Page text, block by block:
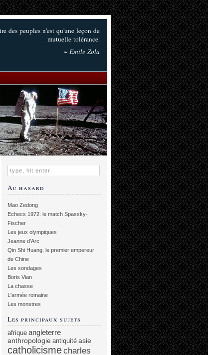
des peuples n'est qu'une leçon de
mutuelle tolérance.
~ Emile Zola
Au hasard
Mao Zedong
Echecs 1972: le match Spassky-
Fischer
Les jeux olympiques
Jeanne d'Arc
Qin Shi Huang, le premier empereur
de Chine
Les sondages
Boris Vian
La chasse
L'armée romaine
Les monstres
Les principaux sujets
afrique angleterre
anthropologie antiquité asie
catholicismecharles